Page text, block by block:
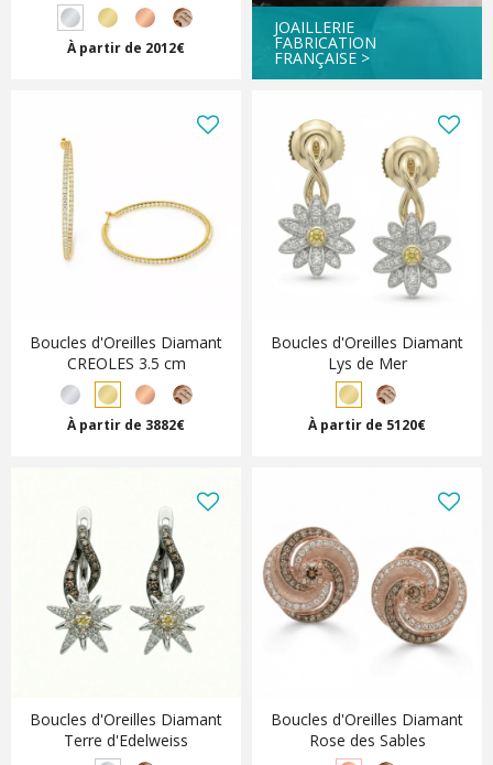
À partir de 2012€
JOAILLERIE
FABRICATION
FRANÇAISE >
Boucles d'Oreilles Diamant
CREOLES 3.5 cm
À partir de 3882€
Boucles d'Oreilles Diamant
Lys de Mer
À partir de 5120€
Boucles d'Oreilles Diamant
Terre d'Edelweiss
Boucles d'Oreilles Diamant
Rose des Sables